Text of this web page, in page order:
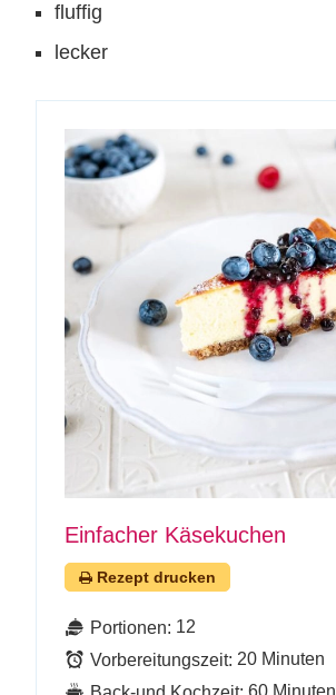
fluffig
lecker
Einfacher Käsekuchen
Rezept drucken
Portionen: 12
Vorbereitungszeit: 20 Minuten